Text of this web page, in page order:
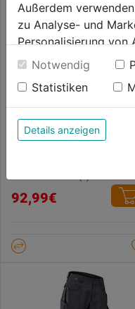
Stretchhose Athletiq schwarz
0.0
von
92,99€
Außerdem
zu Analyse- und
Personalisierung von
Einwilligung werden
unter anderem auch
Durch Klick auf "Alle
der Verwendung
anzeigen" findest du
unterschiedlichen
Konfigurieren"
du zulassen
Weitere
Datenschutzerklärung
Notwendig
Statistiken
Details anzeigen